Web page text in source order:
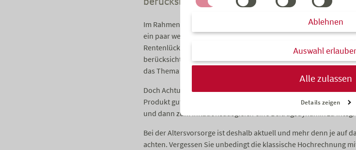
Details zeigen
Alle zulassen
Auswahl
Ablehnen
Im Rahmen der Beratung zur Altersvorsorge kommt häufig ein
ein paar wenigen Eingaben, wie zum Beispiel Bruttolohn und
Rentenlücke ermitteln. Üblicherweise kann dabei auch eine
berücksichtigt werden. Die Schlussfolgerung ist dann häufig:
das Thema Inflation ist gegessen.
Doch Achtung! So einfach ist das nicht. Eine Beitragsdynamik ist
Produkt gut ist. Oder würden Sie aktuell auf die Idee kommen,
und dann zum Inflationsausgleich eine Beitragsdynamik zu
Bei der Altersvorsorge ist deshalb aktuell und mehr denn je auf
achten. Vergessen Sie unbedingt die klassische Hochrechnung